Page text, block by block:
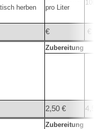
herben
pro Liter
€ €
Zubereitung
2,50 €
Zubereitung